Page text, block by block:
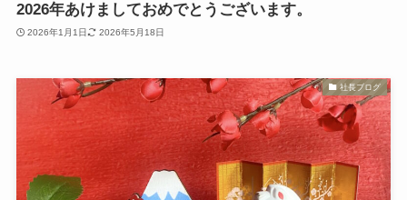
2026年あけましておめでとうございます。
2026年1月1日 2026年5月18日
社長ブログ